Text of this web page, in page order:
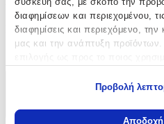
διαφημίσεων και περιεχομένου,
διαφημίσεις και περιεχόμενο,
μας και την ανάπτυξη προϊόντων.
Να συλλέξουμε
Προβολή
Κατασκευαστής:
OEM
+